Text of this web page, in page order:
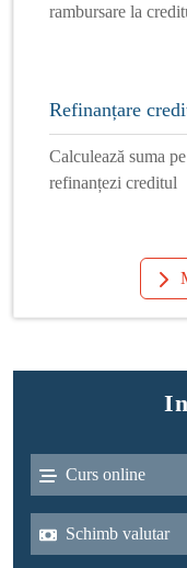
rambursare la
Refinanțare
Calculează suma
refinanțezi creditul
Curs online
Schimb valutar